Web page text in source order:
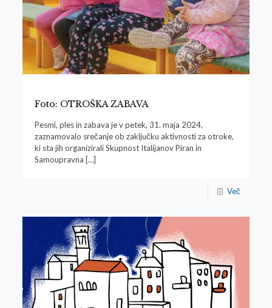
Foto: OTROŠKA ZABAVA
Pesmi, ples in zabava je v petek, 31. maja 2024,
zaznamovalo srečanje ob zaključku aktivnosti za otroke,
ki sta jih organizirali Skupnost Italijanov Piran in
Samoupravna […]
Več